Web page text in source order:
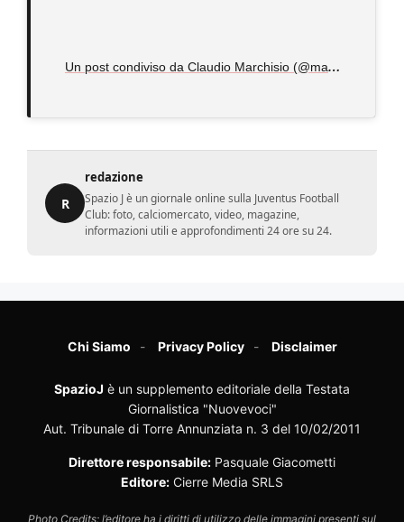
U
n post condiviso da Claudio Marchisio (@marchisiocla8)
R
redazione
Spazio J è un giornale online sulla Juventus Football
Club: foto, calciomercato, video, magazine,
informazioni utili e approfondimenti 24 ore su 24.
Chi Siamo Privacy Policy Disclaimer
SpazioJ è un supplemento editoriale della Testata
Giornalistica "Nuovevoci"
Aut. Tribunale di Torre Annunziata n. 3 del 10/02/2011
Direttore responsabile: Pasquale Giacometti
Editore: Cierre Media SRLS
Photo Credits: l’editore ha i diritti di utilizzo delle immagini presenti sul